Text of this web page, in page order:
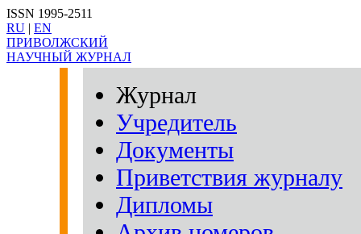
ISSN 1995-2511
RU | EN
ПРИВОЛЖСКИЙ
НАУЧНЫЙ ЖУРНАЛ
Журнал
Учредитель
Документы
Приветствия журналу
Дипломы